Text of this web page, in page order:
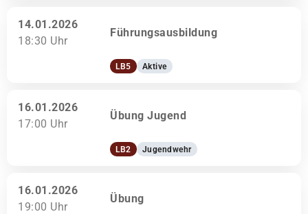
14.01.2026
18:30 Uhr
Führungsausbildung
LB5 Aktive
16.01.2026
17:00 Uhr
Übung Jugend
LB2 Jugendwehr
16.01.2026
19:00 Uhr
Übung